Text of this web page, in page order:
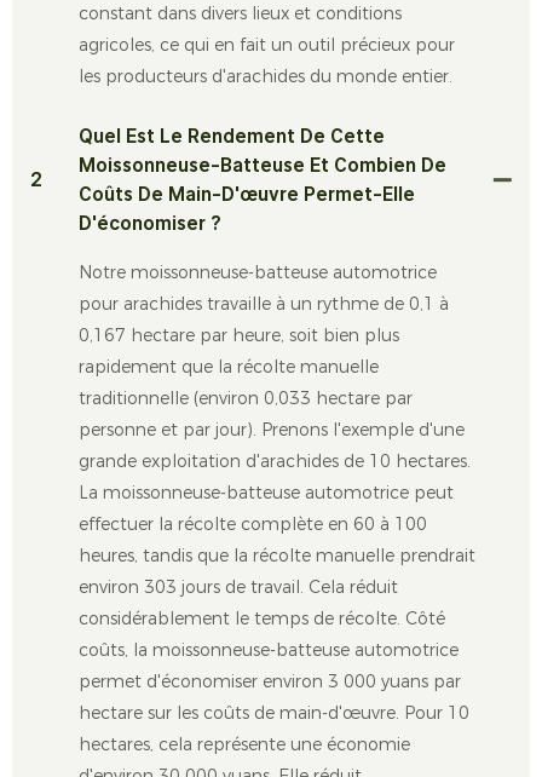
constant dans divers lieux et conditions
agricoles, ce qui en fait un outil précieux pour
les producteurs d'arachides du monde entier.
2
Quel Est Le Rendement De Cette
Moissonneuse-Batteuse Et Combien De
Coûts De Main-D'œuvre Permet-Elle
D'économiser ?
Notre moissonneuse-batteuse automotrice
pour arachides travaille à un rythme de 0,1 à
0,167 hectare par heure, soit bien plus
rapidement que la récolte manuelle
traditionnelle (environ 0,033 hectare par
personne et par jour). Prenons l'exemple d'une
grande exploitation d'arachides de 10 hectares.
La moissonneuse-batteuse automotrice peut
effectuer la récolte complète en 60 à 100
heures, tandis que la récolte manuelle prendrait
environ 303 jours de travail. Cela réduit
considérablement le temps de récolte. Côté
coûts, la moissonneuse-batteuse automotrice
permet d'économiser environ 3 000 yuans par
hectare sur les coûts de main-d'œuvre. Pour 10
hectares, cela représente une économie